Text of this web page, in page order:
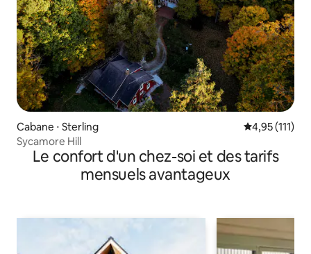
Cabane ⋅ Sterling Évaluation
4,95 (111)
Sycamore Hill
Le confort d'un chez-soi et des tarifs
mensuels avantageux